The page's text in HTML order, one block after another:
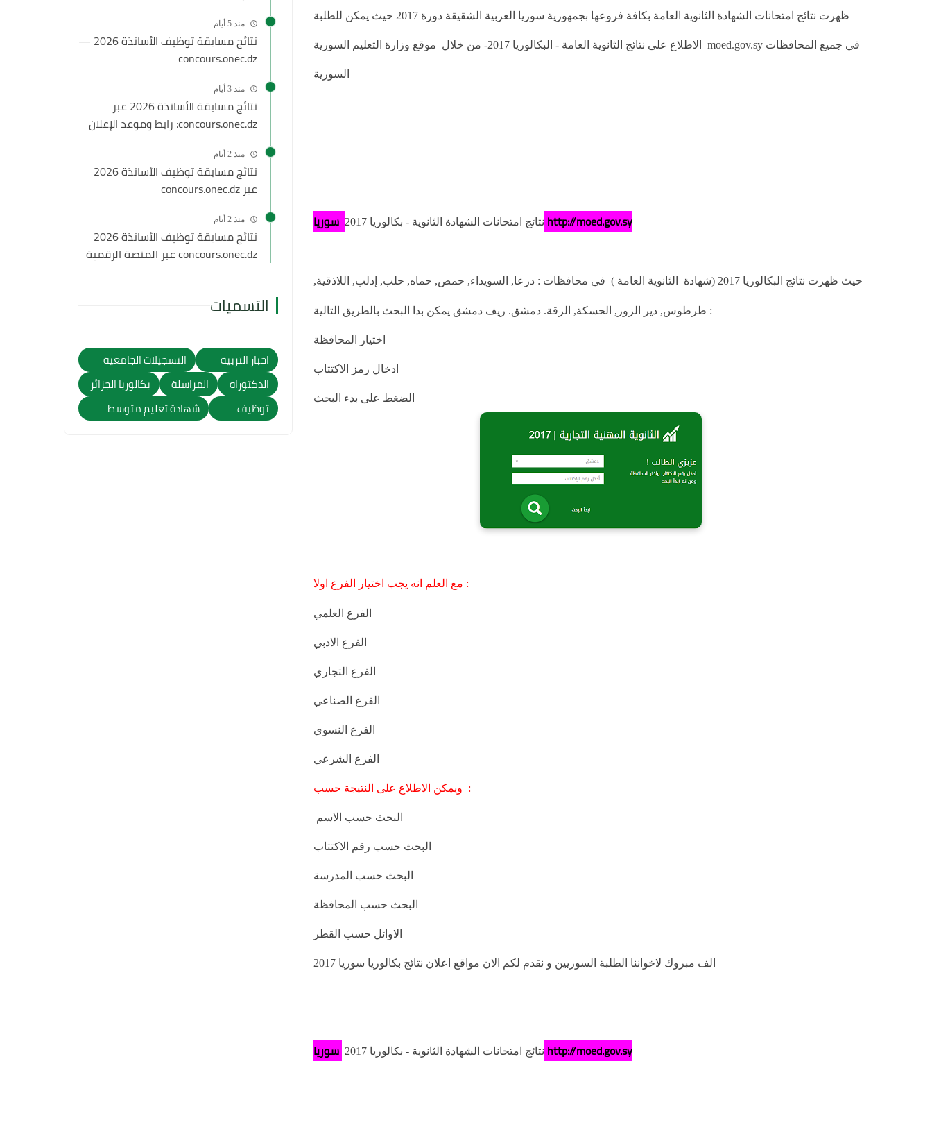
ظهرت نتائج امتحانات الشهادة الثانوية العامة بكافة فروعها بجمهورية سوريا العربية الشقيقة دورة 2017 حيث يمكن للطلبة
الاطلاع على نتائج الثانوية العامة - البكالوريا 2017- من خلال موقع وزارة التعليم السورية moed.gov.sy في جميع المحافظات
نتائج امتحانات الشهادة الثانوية - بكالوريا 2017 سوريا http://moed.gov.sy
حيث ظهرت نتائج البكالوريا 2017 (شهادة الثانوية العامة ) في محافظات : درعا, السويداء, حمص, حماه, حلب, إدلب, اللاذقية,
طرطوس, دير الزور, الحسكة, الرقة. دمشق. ريف دمشق يمكن بدا البحث بالطريق التالية :
اختيار المحافظة
ادخال رمز الاكتتاب
الضغط على بدء البحث
مع العلم انه يجب اختيار الفرع اولا :
الفرع العلمي
الفرع الادبي
الفرع التجاري
الفرع الصناعي
الفرع النسوي
الفرع الشرعي
ويمكن الاطلاع على النتيجة حسب :
البحث حسب الاسم
البحث حسب رقم الاكتتاب
البحث حسب المدرسة
البحث حسب المحافظة
الاوائل حسب القطر
الف مبروك لاخواننا الطلبة السوريين و نقدم لكم الان مواقع اعلان نتائج بكالوريا سوريا 2017
نتائج امتحانات الشهادة الثانوية - بكالوريا 2017 سوريا http://moed.gov.sy
منذ 5 أيام
نتائج مسابقة توظيف الأساتذة 2026 —
concours.onec.dz
منذ 3 أيام
نتائج مسابقة الأساتذة 2026 عبر
concours.onec.dz: رابط وموعد الإعلان
منذ 2 أيام
نتائج مسابقة توظيف الأساتذة 2026
عبر concours.onec.dz
منذ 2 أيام
نتائج مسابقة توظيف الأساتذة 2026
concours.onec.dz عبر المنصة الرقمية
التسميات
اخبار التربية
التسجيلات الجامعية
الدكتوراه
المراسلة
بكالوريا الجزائر
توظيف
شهادة تعليم متوسط